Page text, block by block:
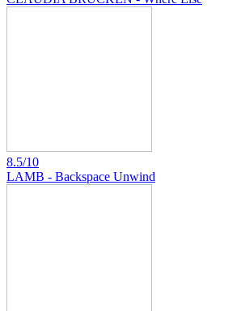
8.5/10
LAMB - Backspace Unwind